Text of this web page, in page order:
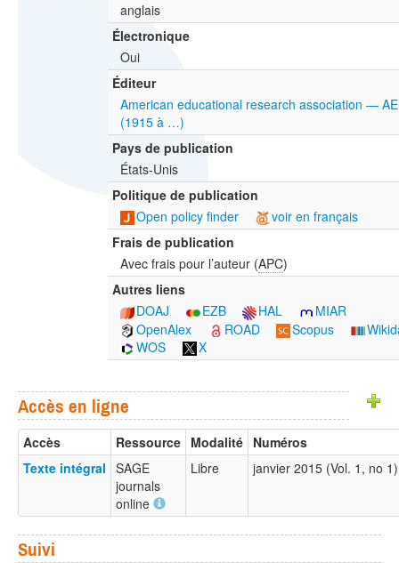
anglais
Électronique
Oui
Éditeur
American educational research association —
(1915 à …)
Pays de publication
États-Unis
Politique de publication
Open policy finder
voir en français
Frais de publication
Avec frais pour l’auteur (APC)
Autres liens
DOAJ
EZB HAL
MIAR
OpenAlex
ROAD Scopus
WOS
X
Accès en ligne
Accès Ressource Modalité Numéros
Texte intégral SAGE
journals
online
Libre janvier 2015 (Vol. 1, no
Suivi